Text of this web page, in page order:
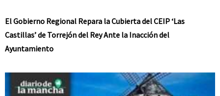
El Gobierno Regional Repara la Cubierta del CEIP ‘Las
Castillas’ de Torrejón del Rey Ante la Inacción del
Ayuntamiento